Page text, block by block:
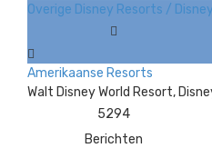
bericht
Overige Disney Resorts /
Amerikaanse Resorts
Walt Disney World Resort,
5294
Berichten